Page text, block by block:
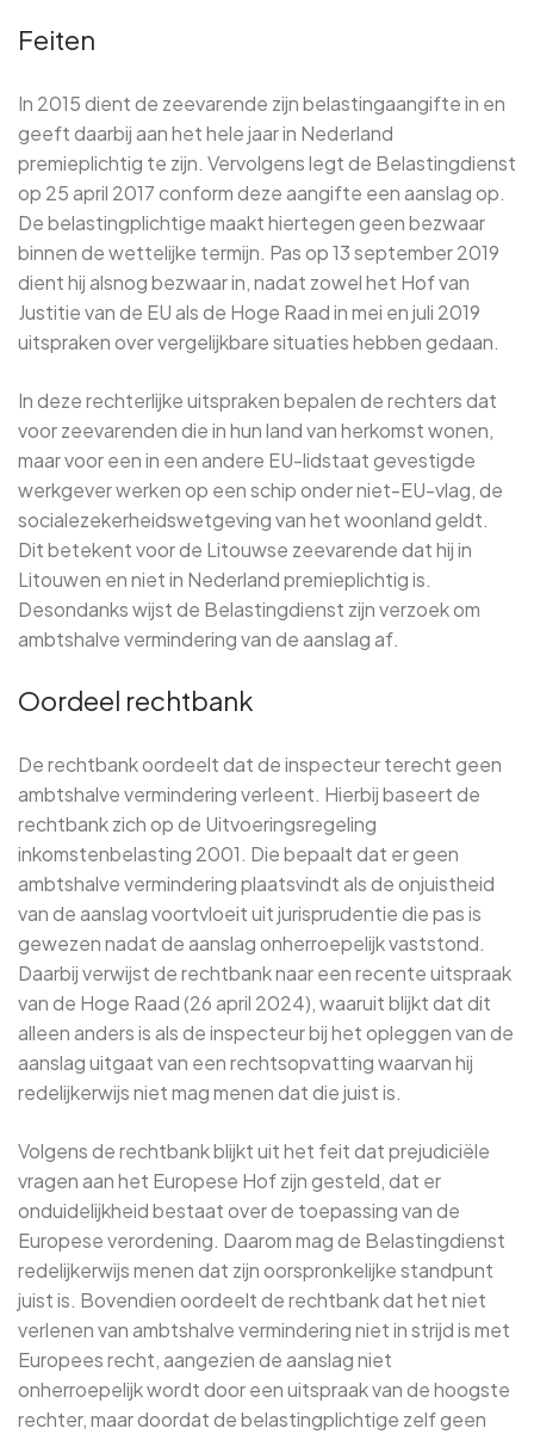
Feiten
In 2015 dient de zeevarende zijn belastingaangifte in en
geeft daarbij aan het hele jaar in Nederland
premieplichtig te zijn. Vervolgens legt de Belastingdienst
op 25 april 2017 conform deze aangifte een aanslag op.
De belastingplichtige maakt hiertegen geen bezwaar
binnen de wettelijke termijn. Pas op 13 september 2019
dient hij alsnog bezwaar in, nadat zowel het Hof van
Justitie van de EU als de Hoge Raad in mei en juli 2019
uitspraken over vergelijkbare situaties hebben gedaan.
In deze rechterlijke uitspraken bepalen de rechters dat
voor zeevarenden die in hun land van herkomst wonen,
maar voor een in een andere EU-lidstaat gevestigde
werkgever werken op een schip onder niet-EU-vlag, de
socialezekerheidswetgeving van het woonland geldt.
Dit betekent voor de Litouwse zeevarende dat hij in
Litouwen en niet in Nederland premieplichtig is.
Desondanks wijst de Belastingdienst zijn verzoek om
ambtshalve vermindering van de aanslag af.
Oordeel rechtbank
De rechtbank oordeelt dat de inspecteur terecht geen
ambtshalve vermindering verleent. Hierbij baseert de
rechtbank zich op de Uitvoeringsregeling
inkomstenbelasting 2001. Die bepaalt dat er geen
ambtshalve vermindering plaatsvindt als de onjuistheid
van de aanslag voortvloeit uit jurisprudentie die pas is
gewezen nadat de aanslag onherroepelijk vaststond.
Daarbij verwijst de rechtbank naar een recente uitspraak
van de Hoge Raad (26 april 2024), waaruit blijkt dat dit
alleen anders is als de inspecteur bij het opleggen van de
aanslag uitgaat van een rechtsopvatting waarvan hij
redelijkerwijs niet mag menen dat die juist is.
Volgens de rechtbank blijkt uit het feit dat prejudiciële
vragen aan het Europese Hof zijn gesteld, dat er
onduidelijkheid bestaat over de toepassing van de
Europese verordening. Daarom mag de Belastingdienst
redelijkerwijs menen dat zijn oorspronkelijke standpunt
juist is. Bovendien oordeelt de rechtbank dat het niet
verlenen van ambtshalve vermindering niet in strijd is met
Europees recht, aangezien de aanslag niet
onherroepelijk wordt door een uitspraak van de hoogste
rechter, maar doordat de belastingplichtige zelf geen